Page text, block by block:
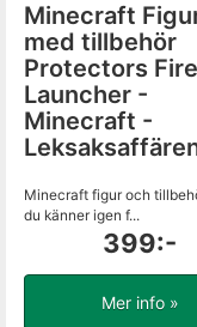
Minecraft
med tillbehör
Protectors
Launcher -
Minecraft -
Minecraft figur och
du känner igen f...
399:-
Mer info »